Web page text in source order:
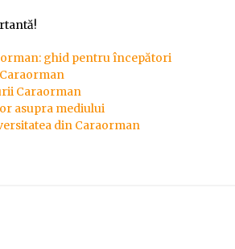
ghid pentru începători
Caraorman
asupra mediului
din Caraorman